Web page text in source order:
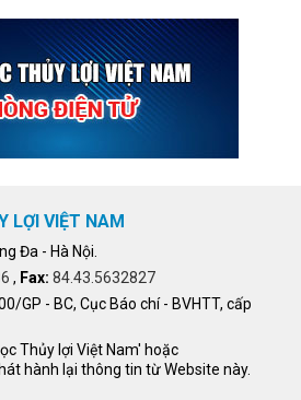
LỢI VIỆT NAM
Đa - Hà Nội.
, Fax: 84.43.5632827
GP - BC, Cục Báo chí - BVHTT, cấp
Thủy lợi Việt Nam' hoặc
hành lại thông tin từ Website này.